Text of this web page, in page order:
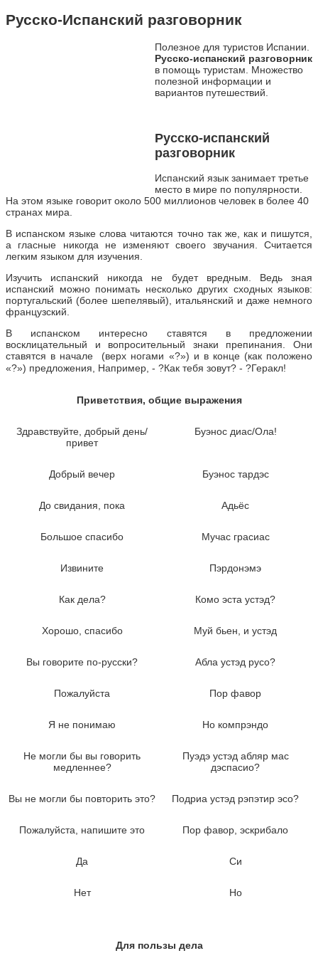
Русско-Испанский разговорник
Полезное для туристов Испании.
Русско-испанский разговорник
в помощь туристам. Множество
полезной информации и
вариантов путешествий.
Русско-испанский
разговорник
Испанский язык занимает третье
место в мире по популярности.
На этом языке говорит около 500 миллионов человек в более 40
странах мира.
В испанском языке слова читаются точно так же, как и пишутся,
а гласные никогда не изменяют своего звучания. Считается
легким языком для изучения.
Изучить испанский никогда не будет вредным. Ведь зная
испанский можно понимать несколько других сходных языков:
португальский (более шепелявый), итальянский и даже немного
французский.
В испанском интересно ставятся в предложении
восклицательный и вопросительный знаки препинания. Они
ставятся в начале (верх ногами «?») и в конце (как положено
«?») предложения, Например, - ?Как тебя зовут? - ?Геракл!
Приветствия, общие выражения
Здравствуйте, добрый день/
привет
Буэнос диас/Ола!
Добрый вечер Буэнос тардэс
До свидания, пока Адьёс
Большое спасибо Мучас грасиас
Извините Пэрдонэмэ
Как дела? Комо эста устэд?
Хорошо, спасибо Муй бьен, и устэд
Вы говорите по-русски? Абла устэд русо?
Пожалуйста Пор фавор
Я не понимаю Но компрэндо
Не могли бы вы говорить
медленнее?
Пуэдэ устэд абляр мас
дэспасио?
Вы не могли бы повторить это? Подриа устэд рэпэтир эсо?
Пожалуйста, напишите это Пор фавор, эскрибало
Да Си
Нет Но
Для пользы дела